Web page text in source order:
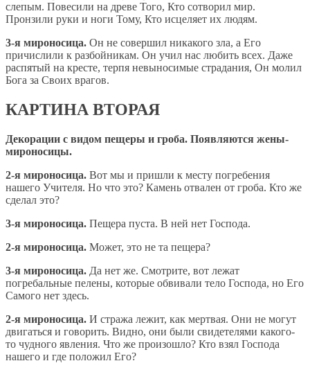
слепым. Повесили на древе Того, Кто сотворил мир.
Пронзили руки и ноги Тому, Кто исцеляет их людям.
3-я мироносица. Он не совершил никакого зла, а Его
причислили к разбойникам. Он учил нас любить всех. Даже
распятый на кресте, терпя невыносимые страдания, Он молил
Бога за Своих врагов.
КАРТИНА ВТОРАЯ
Декорации с видом пещеры и гроба. Появляются жены-
мироносицы.
2-я мироносица. Вот мы и пришли к месту погребения
нашего Учителя. Но что это? Камень отвален от гроба. Кто же
сделал это?
3-я мироносица. Пещера пуста. В ней нет Господа.
2-я мироносица. Может, это не та пещера?
3-я мироносица. Да нет же. Смотрите, вот лежат
погребальные пелены, которые обвивали тело Господа, но Его
Самого нет здесь.
2-я мироносица. И стража лежит, как мертвая. Они не могут
двигаться и говорить. Видно, они были свидетелями какого-
то чудного явления. Что же произошло? Кто взял Господа
нашего и где положил Его?